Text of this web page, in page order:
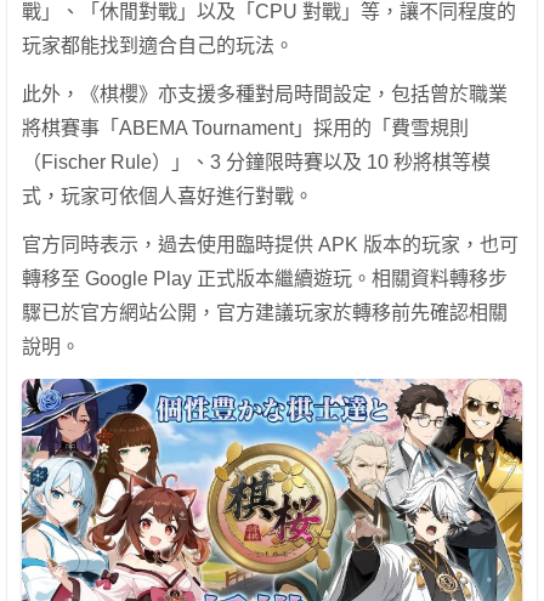
戰」、「休閒對戰」以及「CPU 對戰」等，讓不同程度的
玩家都能找到適合自己的玩法。
此外，《棋櫻》亦支援多種對局時間設定，包括曾於職業
將棋賽事「ABEMA Tournament」採用的「費雪規則
（Fischer Rule）」、3 分鐘限時賽以及 10 秒將棋等模
式，玩家可依個人喜好進行對戰。
官方同時表示，過去使用臨時提供 APK 版本的玩家，也可
轉移至 Google Play 正式版本繼續遊玩。相關資料轉移步
驟已於官方網站公開，官方建議玩家於轉移前先確認相關
說明。